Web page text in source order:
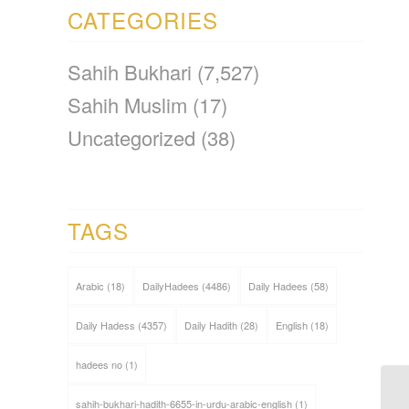
CATEGORIES
Sahih Bukhari (7,527)
Sahih Muslim (17)
Uncategorized (38)
TAGS
Arabic (18) DailyHadees (4486) Daily Hadees (58)
Daily Hadess (4357) Daily Hadith(28) English(18)
hadees no(1)
sahih-bukhari-hadith-6655-in-urdu-arabic-english(1)